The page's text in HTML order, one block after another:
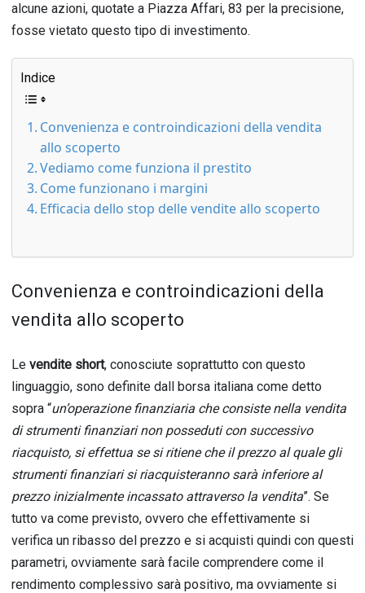
alcune azioni, quotate a Piazza Affari, 83 per la precisione,
fosse vietato questo tipo di investimento.
Indice
Convenienza e controindicazioni della vendita
allo scoperto
Vediamo come funziona il prestito
Come funzionano i margini
Efficacia dello stop delle vendite allo scoperto
Convenienza e controindicazioni della
vendita allo scoperto
Le vendite short, conosciute soprattutto con questo
linguaggio, sono definite dall borsa italiana come detto
sopra “un’operazione finanziaria che consiste nella vendita
di strumenti finanziari non posseduti con successivo
riacquisto, si effettua se si ritiene che il prezzo al quale gli
strumenti finanziari si riacquisteranno sarà inferiore al
prezzo inizialmente incassato attraverso la vendita”. Se
tutto va come previsto, ovvero che effettivamente si
verifica un ribasso del prezzo e si acquisti quindi con questi
parametri, ovviamente sarà facile comprendere come il
rendimento complessivo sarà positivo, ma ovviamente si